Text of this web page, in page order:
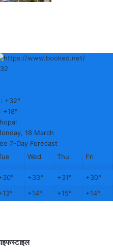
32
+32°
+18°
18 March
7-Day Forecast
Wed Thu Fri
30° +33° +31° +30°
13° +14° +15° +14°